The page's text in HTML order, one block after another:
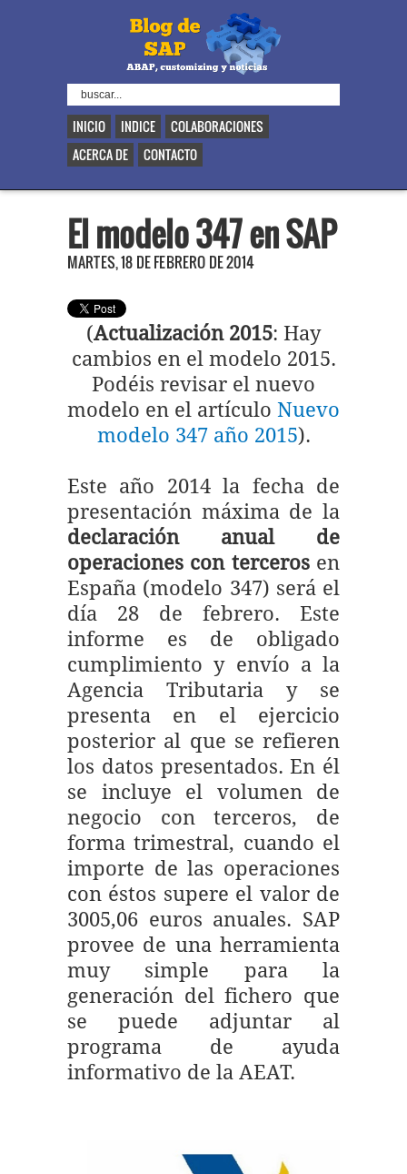
INICIO INDICE
COLABORACIONES
ACERCA DE
CONTACTO
El modelo 347 en SAP
MARTES, 18 DE FEBRERO DE 2014
(Actualización 2015: Hay
cambios en el modelo 2015.
Podéis revisar el nuevo
modelo en el artículo Nuevo
modelo 347 año 2015).
Este año 2014 la fecha de
presentación máxima de la
declaración anual de
operaciones con terceros en
España (modelo 347) será el
día 28 de febrero. Este
informe es de obligado
cumplimiento y envío a la
Agencia Tributaria y se
presenta en el ejercicio
posterior al que se refieren
los datos presentados. En él
se incluye el volumen de
negocio con terceros, de
forma trimestral, cuando el
importe de las operaciones
con éstos supere el valor de
3005,06 euros anuales. SAP
provee de una herramienta
muy simple para la
generación del fichero que
se puede adjuntar al
programa de ayuda
informativo de la AEAT.